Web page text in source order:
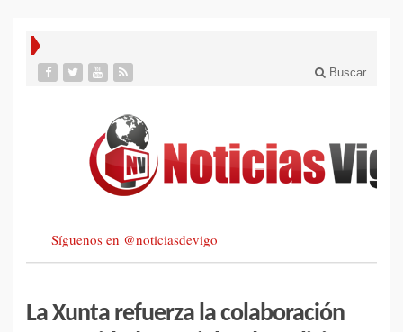
Buscar
Síguenos en @noticiasdevigo
La Xunta refuerza la colaboración